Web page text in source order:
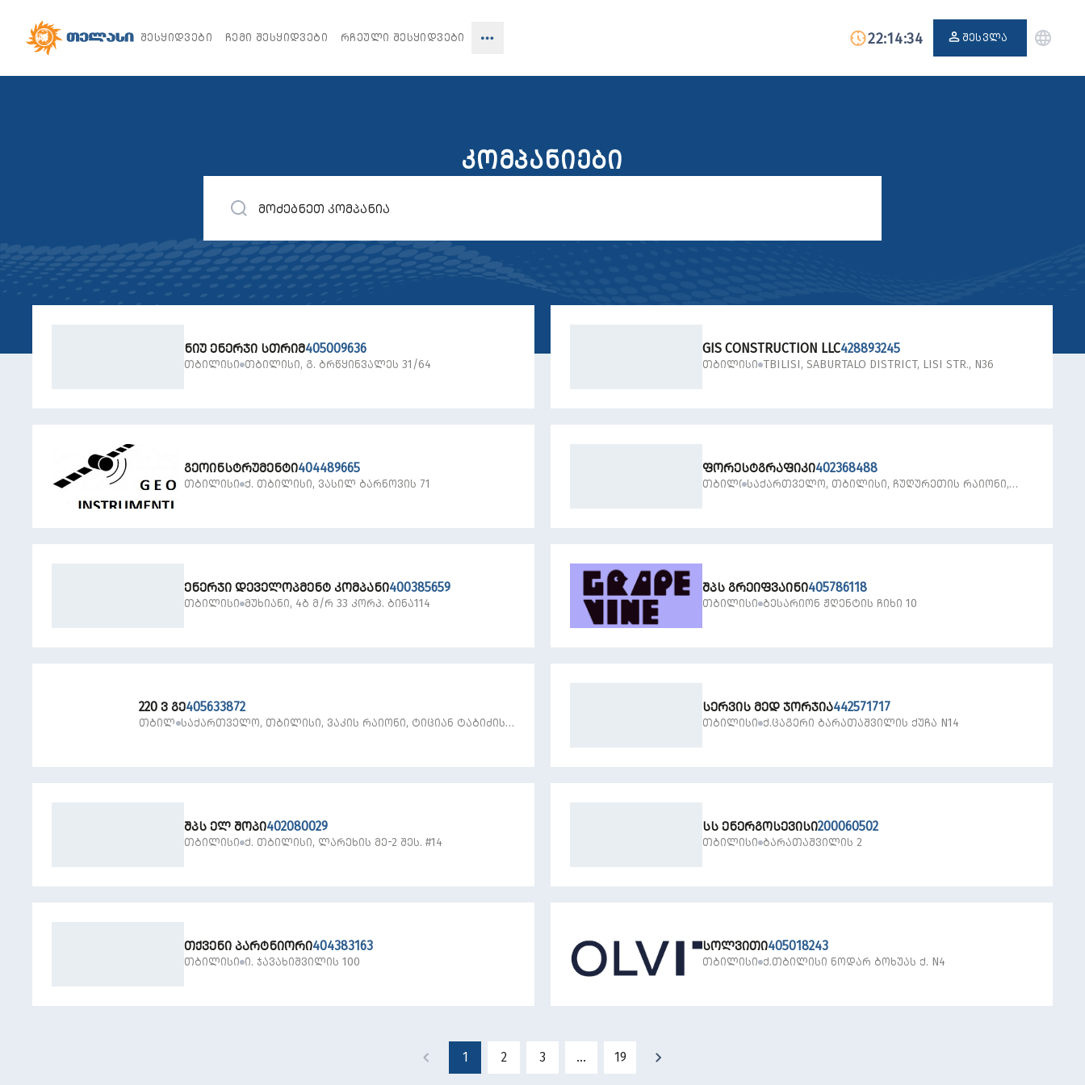
ᲨᲔᲡᲧᲘᲓᲕᲔᲑᲘ ᲩᲔᲛᲘ ᲨᲔᲡᲧᲘᲓᲕᲔᲑᲘ ᲠᲩᲔᲣᲚᲘ ᲨᲔᲡᲧᲘᲓᲕᲔᲑᲘ 22:14:34 ᲨᲔᲡᲕᲚᲐ
ᲙᲝᲛᲞᲐᲜᲘᲔᲑᲘ
ᲜᲘᲣ ᲔᲜᲔᲠᲯᲘ ᲡᲗᲠᲘᲛ405009636
ᲗᲑᲘᲚᲘᲡᲘ ᲗᲑᲘᲚᲘᲡᲘ, Გ. ᲑᲠᲬᲧᲘᲜᲕᲐᲚᲔᲡ 31/64
GIS CONSTRUCTION LLC428893245
ᲗᲑᲘᲚᲘᲡᲘ TBILISI, SABURTALO DISTRICT, LISI STR., N36
ᲒᲔᲝᲘᲜᲡᲢᲠᲣᲛᲔᲜᲢᲘ404489665
ᲗᲑᲘᲚᲘᲡᲘ Ქ. ᲗᲑᲘᲚᲘᲡᲘ, ᲕᲐᲡᲘᲚ ᲑᲐᲠᲜᲝᲕᲘᲡ 71
ᲤᲝᲠᲔᲡᲢᲒᲠᲐᲤᲘᲙᲘ402368488
ᲗᲑᲘᲚᲘᲡᲘᲡᲐᲥᲐᲠᲗᲕᲔᲚᲝ, ᲗᲑᲘᲚᲘᲡᲘ, ᲩᲣᲦᲣᲠᲔᲗᲘᲡ ᲠᲐᲘᲝᲜᲘ,
ᲔᲜᲔᲠᲯᲘ ᲓᲔᲕᲔᲚᲝᲞᲛᲔᲜᲢ ᲙᲝᲛᲞᲐᲜᲘ400385659
ᲗᲑᲘᲚᲘᲡᲘ ᲛᲣᲮᲘᲐᲜᲘ, 4Ბ Მ/Რ 33 ᲙᲝᲠᲞ. ᲑᲘᲜᲐ114
ᲨᲞᲡ ᲒᲠᲔᲘᲤᲕᲐᲘᲜᲘ405786118
ᲗᲑᲘᲚᲘᲡᲘ ᲑᲔᲡᲐᲠᲘᲝᲜ ᲟᲦᲔᲜᲢᲘᲡ ᲩᲘᲮᲘ 10
220 Ვ ᲒᲔ405633872
ᲗᲑᲘᲚᲘᲡᲘᲡᲐᲥᲐᲠᲗᲕᲔᲚᲝ, ᲗᲑᲘᲚᲘᲡᲘ, ᲕᲐᲙᲘᲡ ᲠᲐᲘᲝᲜᲘ, ᲢᲘᲪᲘᲐᲜ ᲢᲐᲑᲘᲫᲘᲡ
ᲡᲔᲠᲕᲘᲡ ᲛᲔᲓ ᲯᲝᲠᲯᲘᲐ442571717
ᲗᲑᲘᲚᲘᲡᲘ Ქ.ᲪᲐᲒᲔᲠᲘ ᲑᲐᲠᲐᲗᲐᲨᲕᲘᲚᲘᲡ ᲥᲣᲩᲐ N14
ᲨᲞᲡ ᲔᲚ ᲨᲝᲞᲘ402080029
ᲗᲑᲘᲚᲘᲡᲘ Ქ. ᲗᲑᲘᲚᲘᲡᲘ, ᲚᲐᲠᲔᲮᲘᲡ ᲛᲔ-2 ᲨᲔᲡ. #14
ᲡᲡ ᲔᲜᲔᲠᲒᲝᲡᲔᲕᲘᲡᲘ200060502
ᲗᲑᲘᲚᲘᲡᲘ ᲑᲐᲠᲐᲗᲐᲨᲕᲘᲚᲘᲡ 2
ᲗᲥᲕᲔᲜᲘ ᲞᲐᲠᲢᲜᲘᲝᲠᲘ404383163
ᲗᲑᲘᲚᲘᲡᲘ Ი. ᲯᲐᲕᲐᲮᲘᲨᲕᲘᲚᲘᲡ 100
ᲡᲝᲚᲕᲘᲗᲘ405018243
ᲗᲑᲘᲚᲘᲡᲘ Ქ.ᲗᲑᲘᲚᲘᲡᲘ ᲜᲝᲓᲐᲠ ᲑᲝᲮᲣᲐᲡ Ქ. N4
1 2 3 ... 19